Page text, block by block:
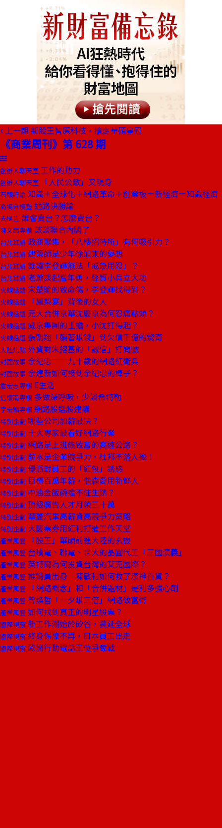
上一期 新股王智原科技，搶走華碩皇冠
《商業周刊》第 628 期
創辦人聊天室 工作的動力
創辦人聊天室 「人民公敵」又現身
石頭評論 知識＋全球化＋網路革命＋創業板＝新經濟＝知識經濟
商場自慢塾 通路決勝論
去梯言 誰會賣台？怎麼賣台？
陳文茜專欄 該談聯合內閣了
台北耳語 政商聚集，「八樓招待所」有何吸引力？
台北耳語 建築師是少年徐旭東的夢想
台北耳語 誰讓李登輝無法「戒急用忍」？
台北耳語 老蕭談起當年勇，經貿小兵立大功
火線話題 宋楚瑜的致命傷，李登輝找得到？
火線話題 「鳳梨宴」背後的女人
火線話題 元大合併京華沈慶京為何忍痛點頭？
火線話題 威京集團的重擔，小沈扛得起？
火線話題 張朝翔「躺著賺錢」到欠債千億的驚奇
大陸焦點 外資對朱鎔基的「誠信」打問號
封面故事 余紀忠──九十歲的網路紅衛兵
封面故事 余建新如何接到余紀忠的棒子？
詹宏志專欄 E生活
信懷南專欄 多做深呼吸，少談希特勒
李宏麟專欄 網路股選股建議
特別企劃 哪些公司加薪最快？
特別企劃 十大專家最看好網路行業
特別企劃 網路是上班族致富的高速公路？
特別企劃 薪水是企業競爭力，杜邦不落人後！
特別企劃 優派對員工的「紅包」誘惑
特別企劃 目標百萬年薪，偕森愛用新鮮人
特別企劃 中油金飯碗擋不住生銹？
特別企劃 頂級廣告人才月領三十萬
特別企劃 華菱汽車高薪資高競爭力策略
特別企劃 大慶票券用紅利打造工作天堂
產業風雲 「股王」華碩前進大陸的玄機
產業風雲 台積電、聯電、世大的晶圓代工「三國演義」
產業風雲 英特爾為何投資台灣的艾克國際？
產業風雲 推銷員出身 陳敏利如何救了漢神百貨？
產業風雲 「網路概念」和「合併題材」是利多強心劑
產業風雲 曾煥哲「一夕賺三倍」網路致富術
產業風雲 如何找到真正的明星股票？
國際視窗 新工作潮始於矽谷，蔓延全球
國際視窗 終身保障不再，日本員工出走
國際視窗 歐洲行動電話王位爭奪戰